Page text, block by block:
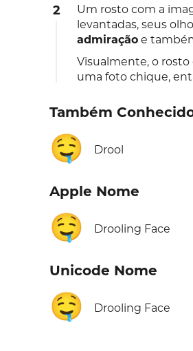
2
Um rosto com a
levantadas, seus
admiração e
Visualmente, o
uma foto chique,
Também
🤤 Drool
Apple Nome
🤤 Drooling Face
Unicode Nome
🤤 Drooling Face